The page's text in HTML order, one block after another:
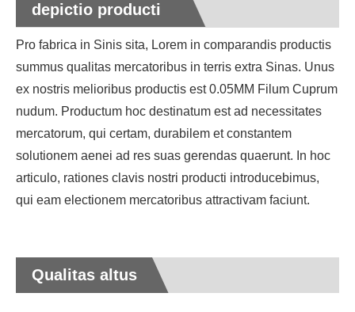
depictio producti
Pro fabrica in Sinis sita, Lorem in comparandis productis
summus qualitas mercatoribus in terris extra Sinas. Unus
ex nostris melioribus productis est 0.05MM Filum Cuprum
nudum. Productum hoc destinatum est ad necessitates
mercatorum, qui certam, durabilem et constantem
solutionem aenei ad res suas gerendas quaerunt. In hoc
articulo, rationes clavis nostri producti introducebimus,
qui eam electionem mercatoribus attractivam faciunt.
Qualitas altus